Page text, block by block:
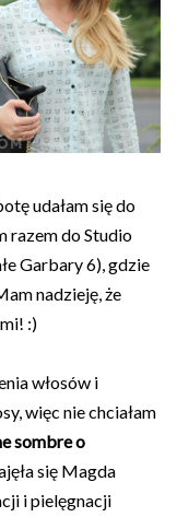
udałam się do
razem do Studio
Garbary 6), gdzie
nadzieję, że
:)
włosów i
więc nie chciałam
sombre o
się Magda
i pielęgnacji